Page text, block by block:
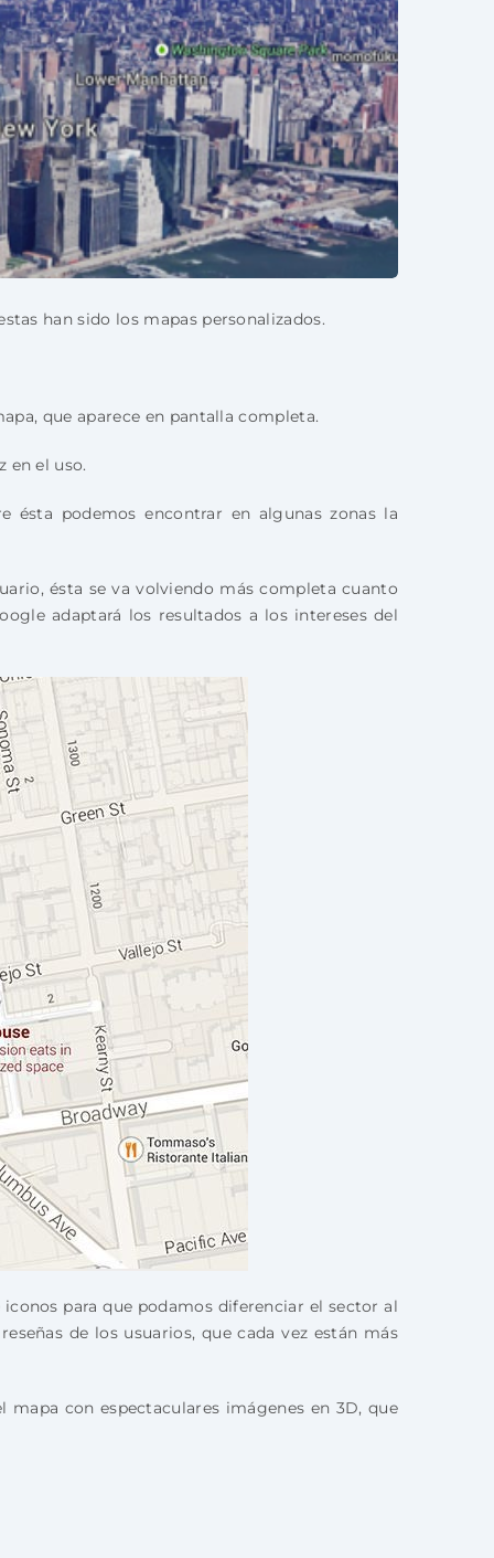
han sido los mapas personalizados.
que aparece en pantalla completa.
en el uso.
ésta podemos encontrar en algunas zonas la
ésta se va volviendo más completa cuanto
adaptará los resultados a los intereses del
para que podamos diferenciar el sector al
de los usuarios, que cada vez están más
con espectaculares imágenes en 3D, que